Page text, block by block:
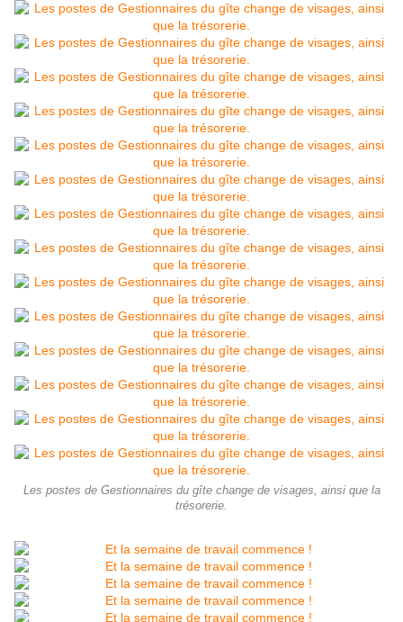
Les postes de Gestionnaires du gîte change de visages, ainsi que la
trésorerie.